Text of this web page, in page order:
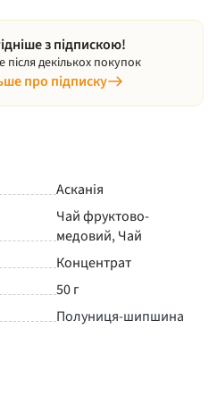
з підпискою!
декількох покупок
про підписку
Асканія
Чай фруктово-
медовий,Чай
Концентрат
50 г
Полуниця-шипшина